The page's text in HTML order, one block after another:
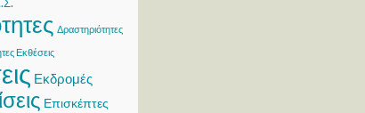
Δραστηριότητες
Εκθέσεις
Εκδρομές
Επισκέπτες